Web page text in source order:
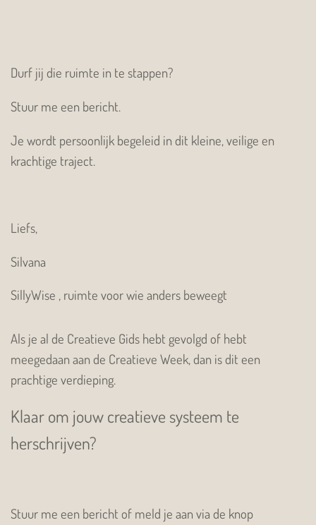
Durf jij die ruimte in te stappen?
Stuur me een bericht.
Je wordt persoonlijk begeleid in dit kleine, veilige en
krachtige traject.
Liefs,
Silvana
SillyWise , ruimte voor wie anders beweegt
Als je al de Creatieve Gids hebt gevolgd of hebt
meegedaan aan de Creatieve Week, dan is dit een
prachtige verdieping.
Klaar om jouw creatieve systeem te
herschrijven?
Stuur me een bericht of meld je aan via de knop